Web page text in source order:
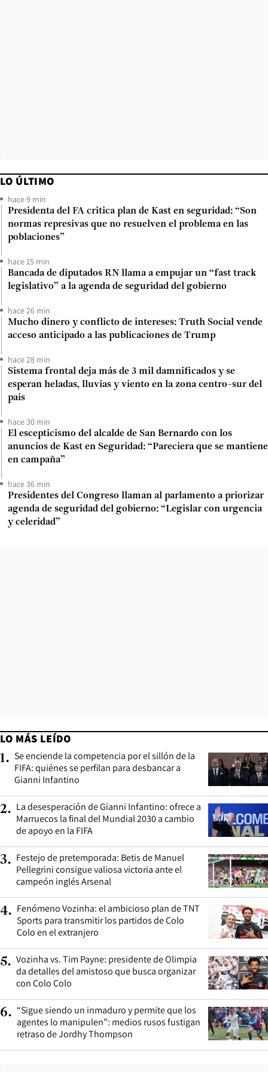
LO ÚLTIMO
hace 9 min
Presidenta del FA critica plan de Kast en seguridad: “Son
normas represivas que no resuelven el problema en las
poblaciones”
hace 15 min
Bancada de diputados RN llama a empujar un “fast track
legislativo” a la agenda de seguridad del gobierno
hace 26 min
Mucho dinero y conflicto de intereses: Truth Social vende
acceso anticipado a las publicaciones de Trump
hace 28 min
Sistema frontal deja más de 3 mil damnificados y se
esperan heladas, lluvias y viento en la zona centro-sur del
país
hace 30 min
El escepticismo del alcalde de San Bernardo con los
anuncios de Kast en Seguridad: “Pareciera que se mantiene
en campaña”
hace 36 min
Presidentes del Congreso llaman al parlamento a priorizar
agenda de seguridad del gobierno: “Legislar con urgencia
y celeridad”
LO MÁS LEÍDO
1. Se enciende la competencia por el sillón de la
FIFA: quiénes se perfilan para desbancar a
Gianni Infantino
2. La desesperación de Gianni Infantino: ofrece a
Marruecos la final del Mundial 2030 a cambio
de apoyo en la FIFA
3. Festejo de pretemporada: Betis de Manuel
Pellegrini consigue valiosa victoria ante el
campeón inglés Arsenal
4. Fenómeno Vozinha: el ambicioso plan de TNT
Sports para transmitir los partidos de Colo
Colo en el extranjero
5. Vozinha vs. Tim Payne: presidente de Olimpia
da detalles del amistoso que busca organizar
con Colo Colo
6. “Sigue siendo un inmaduro y permite que los
agentes lo manipulen”: medios rusos fustigan
retraso de Jordhy Thompson